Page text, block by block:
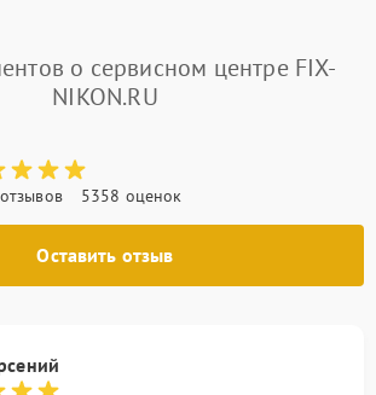
о сервисном центре FIX-
NIKON.RU
5358 оценок
Оставить отзыв